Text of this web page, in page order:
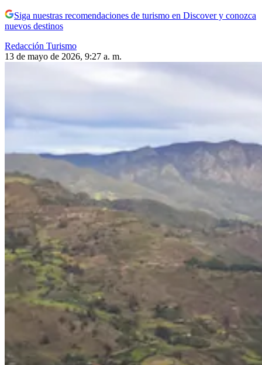
Siga nuestras recomendaciones de turismo en Discover y conozca
nuevos destinos
Redacción Turismo
13 de mayo de 2026, 9:27 a. m.